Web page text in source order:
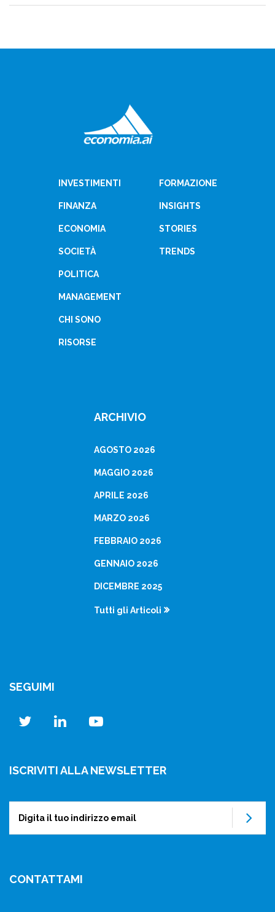
INVESTIMENTI
FINANZA
ECONOMIA
SOCIETÀ
POLITICA
MANAGEMENT
CHI SONO
RISORSE
FORMAZIONE
INSIGHTS
STORIES
TRENDS
ARCHIVIO
AGOSTO 2026
MAGGIO 2026
APRILE 2026
MARZO 2026
FEBBRAIO 2026
GENNAIO 2026
DICEMBRE 2025
Tutti gli Articoli
SEGUIMI
twitterlinkedinyoutube
ISCRIVITI ALLA NEWSLETTER
CONTATTAMI